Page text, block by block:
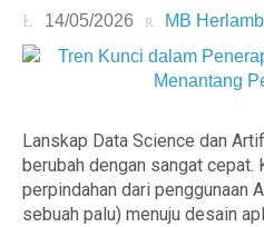
14/05/2026 MB
Lanskap Data Science dan
berubah dengan sangat cepat.
perpindahan dari penggunaan
sebuah palu) menuju desain